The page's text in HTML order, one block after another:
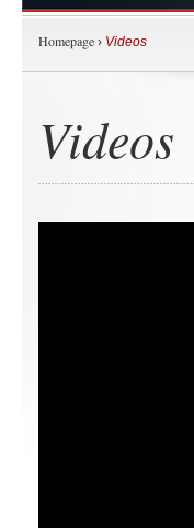
Homepage › Videos
Videos